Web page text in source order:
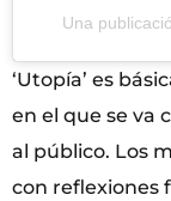
Una
‘Utopía’ es
en el que se va
al público. Los
con reflexiones